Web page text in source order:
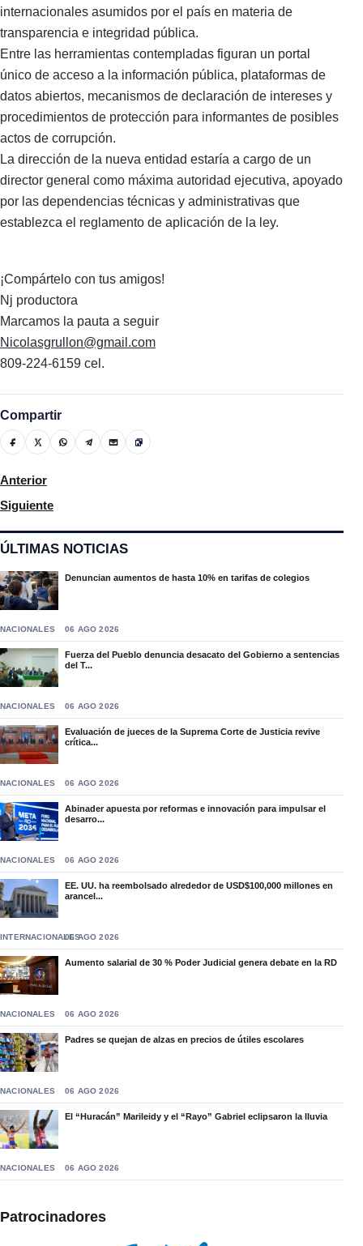
ÚLTIMAS NOTICIAS
Denuncian aumentos de hasta 10% en tarifas de colegios
NACIONALES 06 AGO 2026
Fuerza del Pueblo denuncia desacato del Gobierno a sentencias
del T...
NACIONALES 06 AGO 2026
Evaluación de jueces de la Suprema Corte de Justicia revive
crítica...
NACIONALES 06 AGO 2026
Abinader apuesta por reformas e innovación para impulsar el
desarro...
NACIONALES 06 AGO 2026
EE. UU. ha reembolsado alrededor de USD$100,000 millones en
arancel...
INTERNACIONALES06 AGO 2026
Aumento salarial de 30 % Poder Judicial genera debate en la RD
NACIONALES 06 AGO 2026
Padres se quejan de alzas en precios de útiles escolares
NACIONALES 06 AGO 2026
El “Huracán” Marileidy y el “Rayo” Gabriel eclipsaron la lluvia
NACIONALES 06 AGO 2026
internacionales asumidos por el país en materia de
transparencia e integridad pública.
Entre las herramientas contempladas figuran un portal
único de acceso a la información pública, plataformas de
datos abiertos, mecanismos de declaración de intereses y
procedimientos de protección para informantes de posibles
actos de corrupción.
La dirección de la nueva entidad estaría a cargo de un
director general como máxima autoridad ejecutiva, apoyado
por las dependencias técnicas y administrativas que
establezca el reglamento de aplicación de la ley.
¡Compártelo con tus amigos!
Nj productora
Marcamos la pauta a seguir
Nicolasgrullon@gmail.com
809-224-6159 cel.
Compartir
Artículo anterior: Investigación de Operación Onco14 abarca el
Anterior
Artículo siguiente: Leonel solicita retirar el plan fiscal anticrisis
Siguiente
Patrocinadores